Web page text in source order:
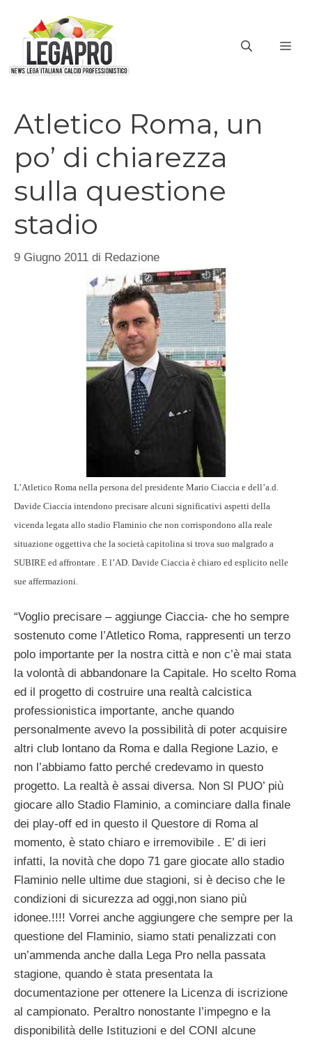
contenuto
Atletico Roma, un
po’ di chiarezza
sulla questione
stadio
9 Giugno 2011 di Redazione
L’Atletico Roma nella persona del presidente Mario Ciaccia e dell’a.d.
Davide Ciaccia intendono precisare alcuni significativi aspetti della
vicenda legata allo stadio Flaminio che non corrispondono alla reale
situazione oggettiva che la società capitolina si trova suo malgrado a
SUBIRE ed affrontare . E l’AD. Davide Ciaccia è chiaro ed esplicito nelle
sue affermazioni.
“Voglio precisare – aggiunge Ciaccia- che ho sempre
sostenuto come l’Atletico Roma, rappresenti un terzo
polo importante per la nostra città e non c’è mai stata
la volontà di abbandonare la Capitale. Ho scelto Roma
ed il progetto di costruire una realtà calcistica
professionistica importante, anche quando
personalmente avevo la possibilità di poter acquisire
altri club lontano da Roma e dalla Regione Lazio, e
non l’abbiamo fatto perché credevamo in questo
progetto. La realtà è assai diversa. Non SI PUO’ più
giocare allo Stadio Flaminio, a cominciare dalla finale
dei play-off ed in questo il Questore di Roma al
momento, è stato chiaro e irremovibile . E’ di ieri
infatti, la novità che dopo 71 gare giocate allo stadio
Flaminio nelle ultime due stagioni, si è deciso che le
condizioni di sicurezza ad oggi,non siano più
idonee.!!!! Vorrei anche aggiungere che sempre per la
questione del Flaminio, siamo stati penalizzati con
un’ammenda anche dalla Lega Pro nella passata
stagione, quando è stata presentata la
documentazione per ottenere la Licenza di iscrizione
al campionato. Peraltro nonostante l’impegno e la
disponibilità delle Istituzioni e del CONI alcune